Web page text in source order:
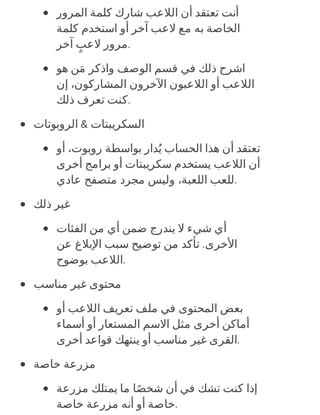
أنت تعتقد أن اللاعب شارك كلمة المرور
الخاصة به مع لاعب آخر أو استخدم كلمة
مرور لاعبٍ آخر.
اشرح ذلك في قسم الوصف واذكر مَن هو
اللاعب أو اللاعبون الآخرون المشاركون، إن
كنت تعرف ذلك.
السكريبتات & الروبوتات
تعتقد أن هذا الحساب يُدار بواسطة روبوت، أو
أن اللاعب يستخدم سكريبتات أو برامج أخرى
للعب اللعبة، وليس مجرد متصفح عادي.
غير ذلك
أي شيء لا يندرج ضمن أي من الفئات
الأخرى. تأكد من توضيح سبب الإبلاغ عن
اللاعب بوضوح.
محتوى غير مناسب
بعض المحتوى في ملف تعريف اللاعب أو
أماكن أخرى مثل الاسم المستعار أو أسماء
القرى غير مناسب أو ينتهك قواعد أخرى.
مزرعة خاصة
إذا كنت تشك في أن شخصًا ما يمتلك مزرعة
خاصة أو أنه مزرعة خاصة.